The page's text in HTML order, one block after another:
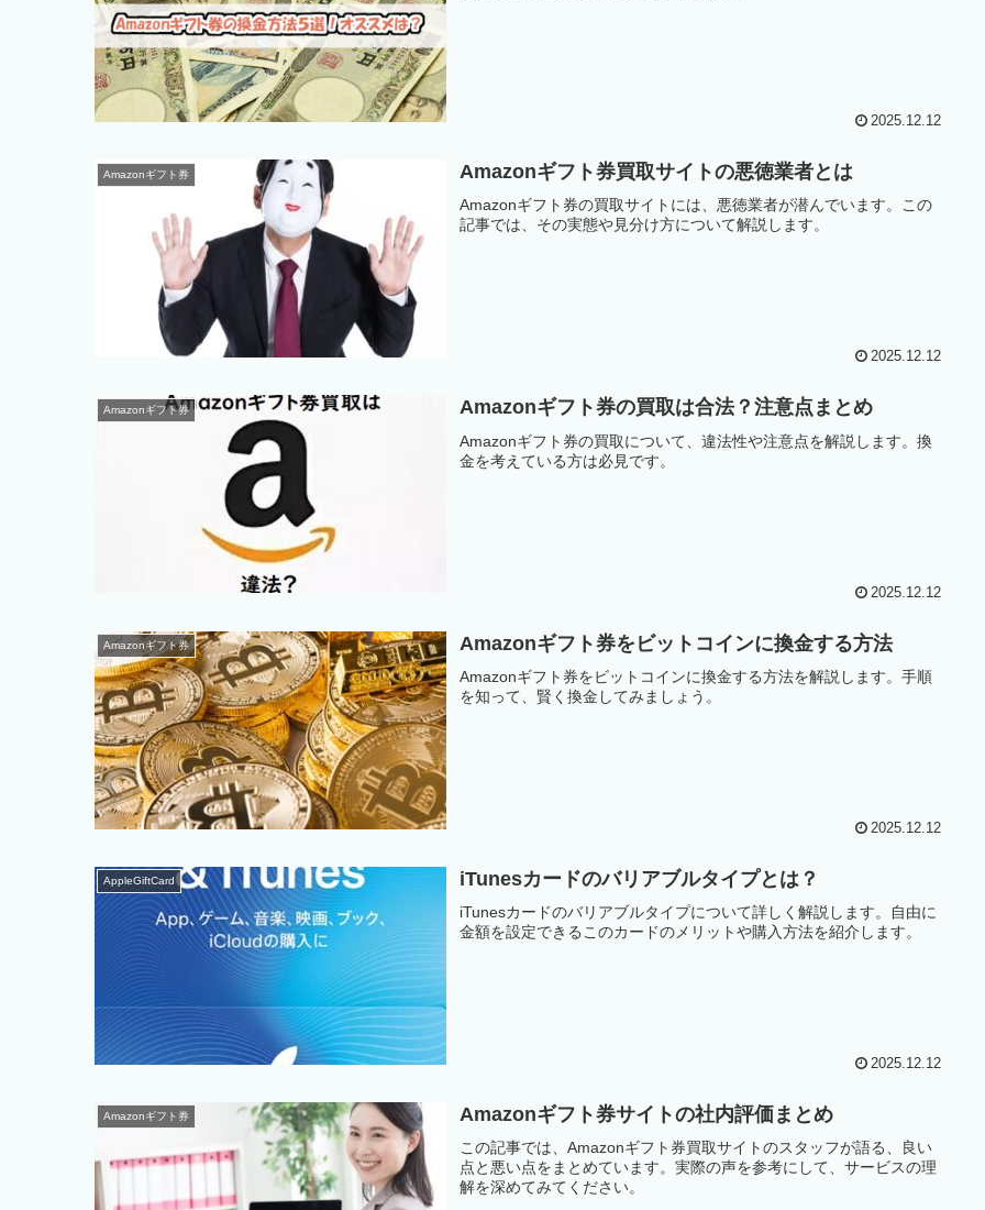
2025.12.12
Amazonギフト券 Amazonギフト券買取サイトの悪徳業者とは
Amazonギフト券の買取サイトには、悪徳業者が潜んでいます。この
記事では、その実態や見分け方について解説します。
2025.12.12
Amazonギフト券 Amazonギフト券の買取は合法？注意点まとめ
Amazonギフト券の買取について、違法性や注意点を解説します。換
金を考えている方は必見です。
2025.12.12
Amazonギフト券 Amazonギフト券をビットコインに換金する方法
Amazonギフト券をビットコインに換金する方法を解説します。手順
を知って、賢く換金してみましょう。
2025.12.12
AppleGiftCard iTunesカードのバリアブルタイプとは？
iTunesカードのバリアブルタイプについて詳しく解説します。自由に
金額を設定できるこのカードのメリットや購入方法を紹介します。
2025.12.12
Amazonギフト券 Amazonギフト券サイトの社内評価まとめ
この記事では、Amazonギフト券買取サイトのスタッフが語る、良い
点と悪い点をまとめています。実際の声を参考にして、サービスの理
解を深めてみてください。